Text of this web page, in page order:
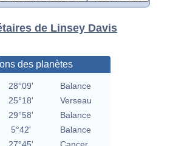
de Linsey Davis
des planètes
28°09'
Balance
25°18'
Verseau
29°58'
Balance
5°42'
Balance